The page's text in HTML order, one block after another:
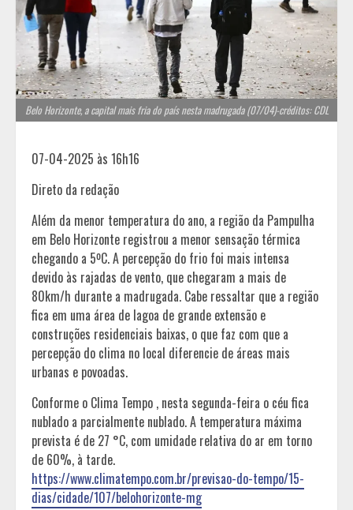
Belo Horizonte, a capital mais fria do país nesta madrugada (07/04)-créditos: CDL
07-04-2025 às 16h16
Direto da redação
Além da menor temperatura do ano, a região da Pampulha
em Belo Horizonte registrou a menor sensação térmica
chegando a 5ºC. A percepção do frio foi mais intensa
devido às rajadas de vento, que chegaram a mais de
80km/h durante a madrugada. Cabe ressaltar que a região
fica em uma área de lagoa de grande extensão e
construções residenciais baixas, o que faz com que a
percepção do clima no local diferencie de áreas mais
urbanas e povoadas.
Conforme o Clima Tempo , nesta segunda-feira o céu fica
nublado a parcialmente nublado. A temperatura máxima
prevista é de 27 °C, com umidade relativa do ar em torno
de 60%, à tarde.
https://www.climatempo.com.br/previsao-do-tempo/15-
dias/cidade/107/belohorizonte-mg